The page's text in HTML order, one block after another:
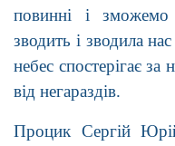
повинні і
зводить і зводила
небес спостерігає за
від негараздів.
Процик Сергій